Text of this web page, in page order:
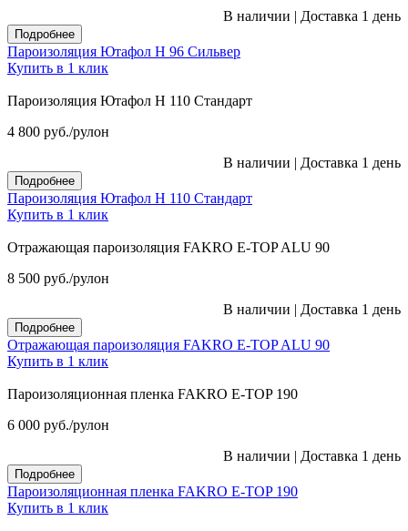
В наличии | Доставка 1 день
Подробнее
Пароизоляция Ютафол Н 96 Сильвер
Купить в 1 клик
Пароизоляция Ютафол Н 110 Стандарт
4 800 руб./рулон
В наличии | Доставка 1 день
Подробнее
Пароизоляция Ютафол Н 110 Стандарт
Купить в 1 клик
Отражающая пароизоляция FAKRO E-TOP ALU 90
8 500 руб./рулон
В наличии | Доставка 1 день
Подробнее
Отражающая пароизоляция FAKRO E-TOP ALU 90
Купить в 1 клик
Пароизоляционная пленка FAKRO E-TOP 190
6 000 руб./рулон
В наличии | Доставка 1 день
Подробнее
Пароизоляционная пленка FAKRO E-TOP 190
Купить в 1 клик